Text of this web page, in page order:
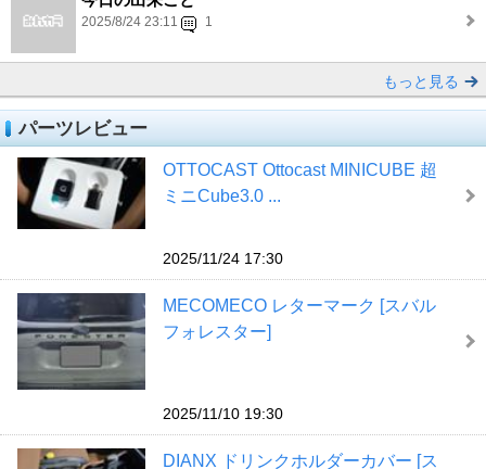
2025/8/24 23:11 1
もっと見る
パーツレビュー
OTTOCAST Ottocast MINICUBE 超
ミニCube3.0 ...
2025/11/24 17:30
MECOMECO レターマーク [スバル
フォレスター]
2025/11/10 19:30
DIANX ドリンクホルダーカバー [ス